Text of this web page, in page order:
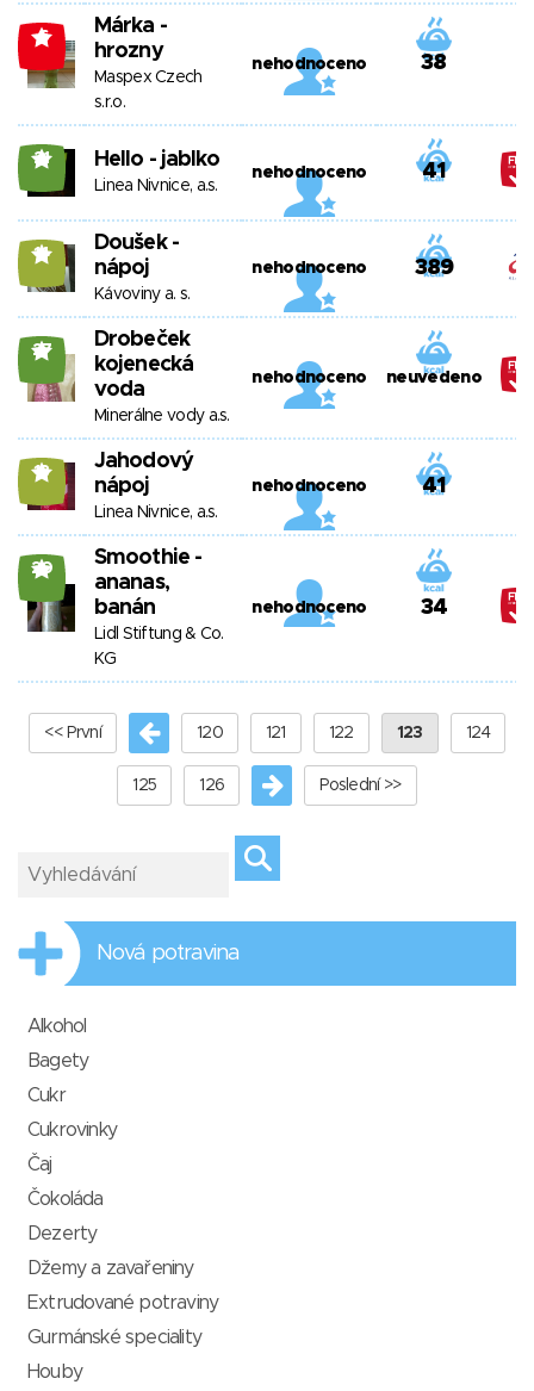
-6
Márka -
hrozny
Maspex Czech
s.r.o.
nehodnoceno 38
21 Hello - jablko
Linea Nivnice, a.s.
nehodnoceno 41
14
Doušek -
nápoj
Kávoviny a. s.
nehodnoceno 389
27
Drobeček
kojenecká
voda
Minerálne vody a.s.
nehodnoceno neuvedeno
13
Jahodový
nápoj
Linea Nivnice, a.s.
nehodnoceno 41
20
Smoothie -
ananas,
banán
Lidl Stiftung & Co.
KG
nehodnoceno 34
<< První 120 121 122 123 124
125 126 Poslední >>
Nová potravina
Alkohol
Bagety
Cukr
Cukrovinky
Čaj
Čokoláda
Dezerty
Džemy a zavařeniny
Extrudované potraviny
Gurmánské speciality
Houby